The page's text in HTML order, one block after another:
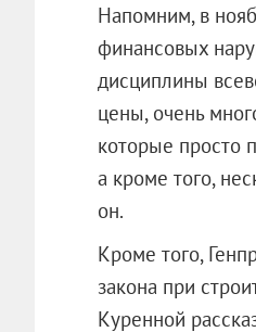
Напомним, в
финансовых
дисциплины
цены, очень
которые просто
а кроме того,
он.
Кроме того,
закона при
Куренной